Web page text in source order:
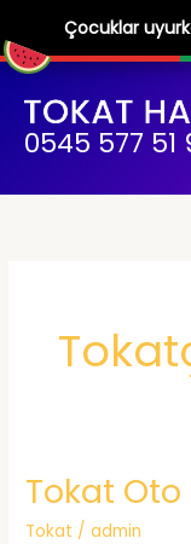
Çocuklar
İçeriğe
atla
0545 577 51
Tokat
Tokat /admin